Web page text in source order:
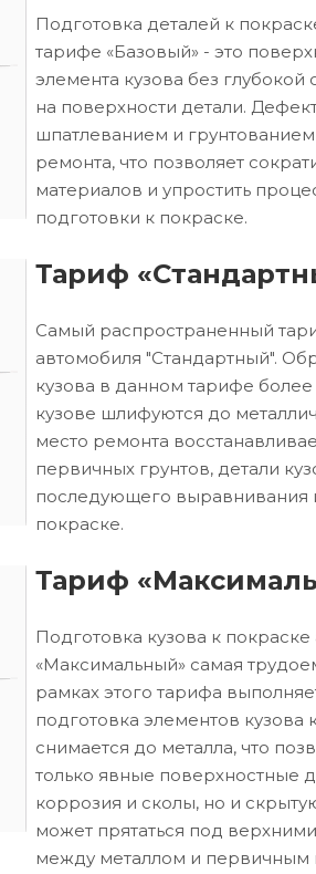
Подготовка деталей к
тарифе «Базовый» - это
элемента кузова без
на поверхности детали.
шпатлеванием и грунтованием
ремонта, что позволяет
материалов и упростить
подготовки к покраске.
Тариф
Самый распространенный
автомобиля "Стандартный".
кузова в данном тарифе
кузове шлифуются до
место ремонта
первичных грунтов, детали
последующего выравнивания
покраске.
Тариф
Подготовка кузова к
«Максимальный» самая
рамках этого тарифа
подготовка элементов кузова
снимается до металла, что
только явные поверхностные
коррозия и сколы, но и
может прятаться под
между металлом и первичным